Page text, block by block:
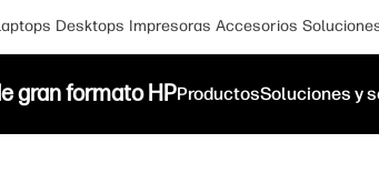
Desktops Impresoras Accesorios
gran formato HPProductosSoluciones y